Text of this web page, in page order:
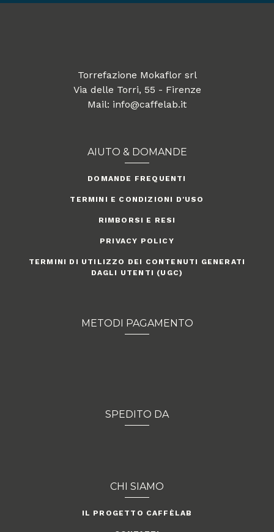
Torrefazione Mokaflor srl
Via delle Torri, 55 - Firenze
Mail: info@caffelab.it
AIUTO & DOMANDE
DOMANDE FREQUENTI
TERMINI E CONDIZIONI D'USO
RIMBORSI E RESI
PRIVACY POLICY
TERMINI DI UTILIZZO DEI CONTENUTI GENERATI
DAGLI UTENTI (UGC)
METODI PAGAMENTO
SPEDITO DA
CHI SIAMO
IL PROGETTO CAFFÈLAB